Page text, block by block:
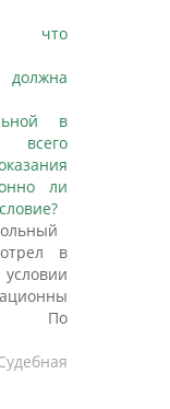
что
должна
в
всего
ли
в
По